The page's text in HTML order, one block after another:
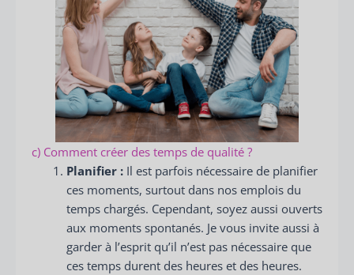
c) Comment créer des temps de qualité ?
Planifier :Il est parfois nécessaire de planifier
ces moments, surtout dans nos emplois du
temps chargés. Cependant, soyez aussi ouverts
aux moments spontanés. Je vous invite aussi à
garder à l’esprit qu’il n’est pas nécessaire que
ces temps durent des heures et des heures.